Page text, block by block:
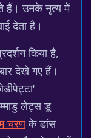
हैं। उनके नृत्य में
देता है।
किया है,
देखे गए हैं।
लेट्स डू
चरणके डांस